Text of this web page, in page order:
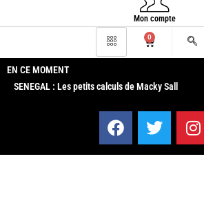
Mon compte
0
EN CE MOMENT
SENEGAL : Les petits calculs de Macky Sall